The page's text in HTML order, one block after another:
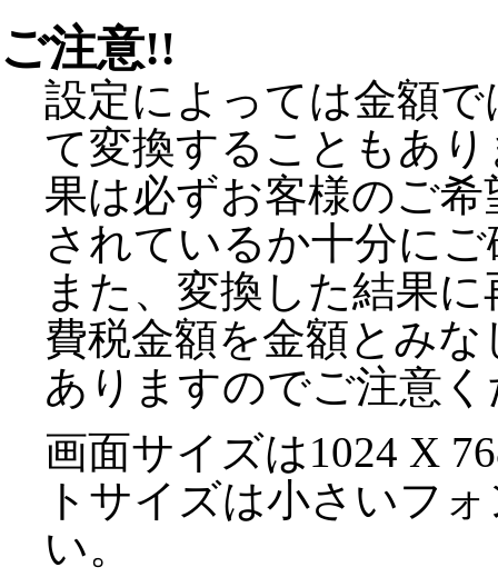
ご注意!!
設定によっては金額
て変換することもあ
果は必ずお客様のご
されているか十分に
また、変換した結果
費税金額を金額とみ
ありますのでご注意
画面サイズは1024 X
トサイズは小さいフ
い。